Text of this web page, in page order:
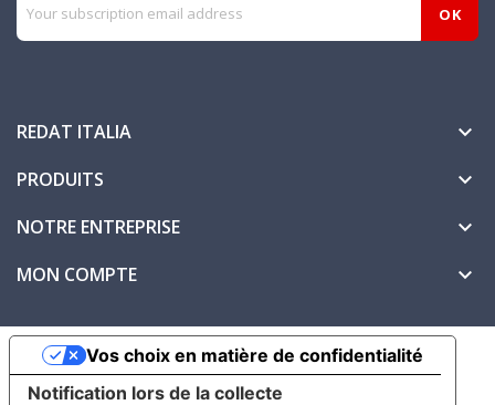
REDAT ITALIA 
PRODUITS 
NOTRE ENTREPRISE 
MON COMPTE 
Notification lors de la collecte
Vos choix en matière de confidentialité